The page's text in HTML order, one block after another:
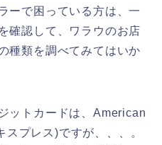
ーで困っている方は、一
確認して、ワラウのお店
種類を調べてみてはいか
ットカードは、American
プレス)ですが、、、。